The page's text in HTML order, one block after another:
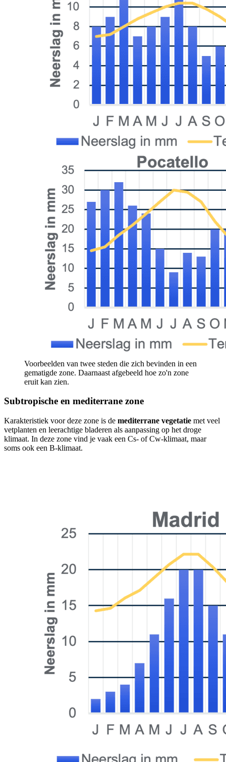
Voorbeelden van twee steden die zich bevinden in een
gematigde zone. Daarnaast afgebeeld hoe zo'n zone
eruit kan zien.
Subtropische en mediterrane zone
Karakteristiek voor deze zone is de mediterrane vegetatie met veel
vetplanten en leerachtige bladeren als aanpassing op het droge
klimaat. In deze zone vind je vaak een Cs- of Cw-klimaat, maar
soms ook een B-klimaat.